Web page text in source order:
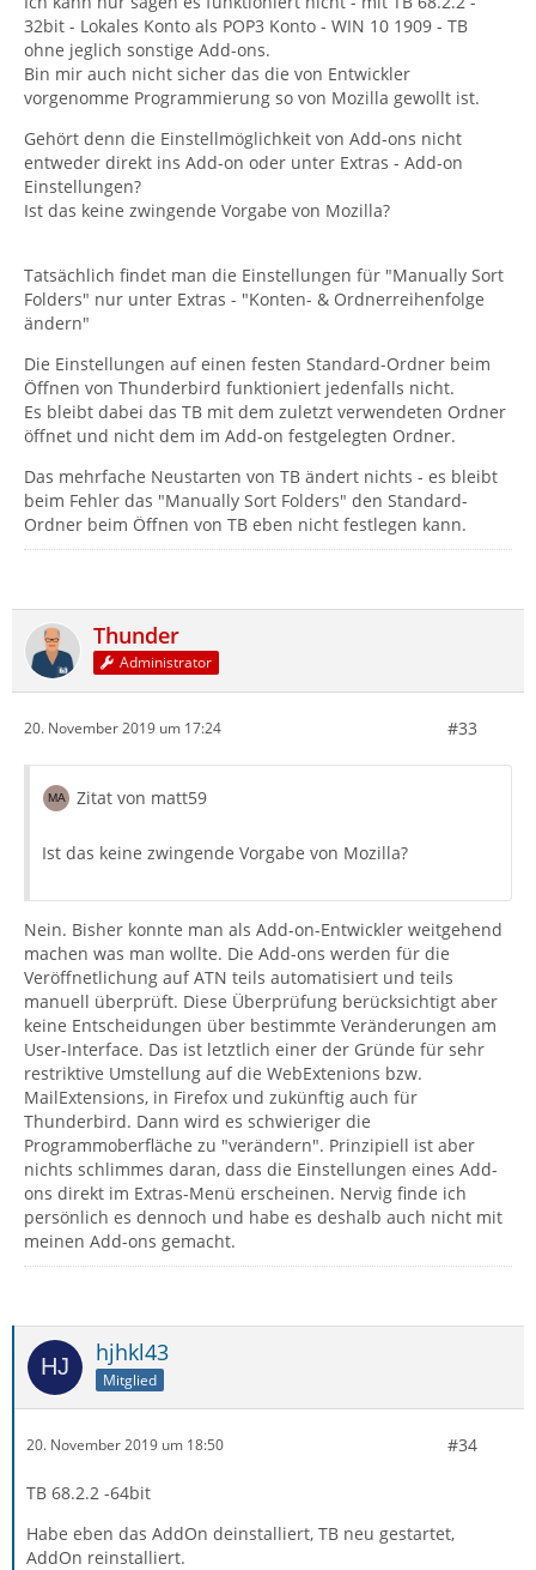
32bit - Lokales Konto als POP3 Konto - WIN 10 1909 - TB
ohne jeglich sonstige Add-ons.
Bin mir auch nicht sicher das die von Entwickler
vorgenomme Programmierung so von Mozilla gewollt ist.
Gehört denn die Einstellmöglichkeit von Add-ons nicht
entweder direkt ins Add-on oder unter Extras - Add-on
Einstellungen?
Ist das keine zwingende Vorgabe von Mozilla?
Tatsächlich findet man die Einstellungen für "Manually Sort
Folders" nur unter Extras - "Konten- & Ordnerreihenfolge
ändern"
Die Einstellungen auf einen festen Standard-Ordner beim
Öffnen von Thunderbird funktioniert jedenfalls nicht.
Es bleibt dabei das TB mit dem zuletzt verwendeten Ordner
öffnet und nicht dem im Add-on festgelegten Ordner.
Das mehrfache Neustarten von TB ändert nichts - es bleibt
beim Fehler das "Manually Sort Folders" den Standard-
Ordner beim Öffnen von TB eben nicht festlegen kann.
Thunder
Administrator
20. November 2019 um 17:24 #33
Zitat von matt59
Ist das keine zwingende Vorgabe von Mozilla?
Nein. Bisher konnte man als Add-on-Entwickler weitgehend
machen was man wollte. Die Add-ons werden für die
Veröffnetlichung auf ATN teils automatisiert und teils
manuell überprüft. Diese Überprüfung berücksichtigt aber
keine Entscheidungen über bestimmte Veränderungen am
User-Interface. Das ist letztlich einer der Gründe für sehr
restriktive Umstellung auf die WebExtenions bzw.
MailExtensions, in Firefox und zukünftig auch für
Thunderbird. Dann wird es schwieriger die
Programmoberfläche zu "verändern". Prinzipiell ist aber
nichts schlimmes daran, dass die Einstellungen eines Add-
ons direkt im Extras-Menü erscheinen. Nervig finde ich
persönlich es dennoch und habe es deshalb auch nicht mit
meinen Add-ons gemacht.
hjhkl43
Mitglied
20. November 2019 um 18:50 #34
TB 68.2.2 -64bit
Habe eben das AddOn deinstalliert, TB neu gestartet,
AddOn reinstalliert.